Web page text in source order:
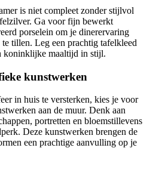
is niet compleet zonder stijlvol
Ga voor fijn bewerkt
porselein om je dinerervaring
te tillen. Leg een prachtig tafelkleed
koninklijke maaltijd in stijl.
kunstwerken
in huis te versterken, kies je voor
aan de muur. Denk aan
portretten en bloemstillevens
Deze kunstwerken brengen de
een prachtige aanvulling op je